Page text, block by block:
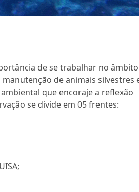
de se trabalhar no
de animais silvestres
que encoraje a reflexão
se divide em 05 frentes: